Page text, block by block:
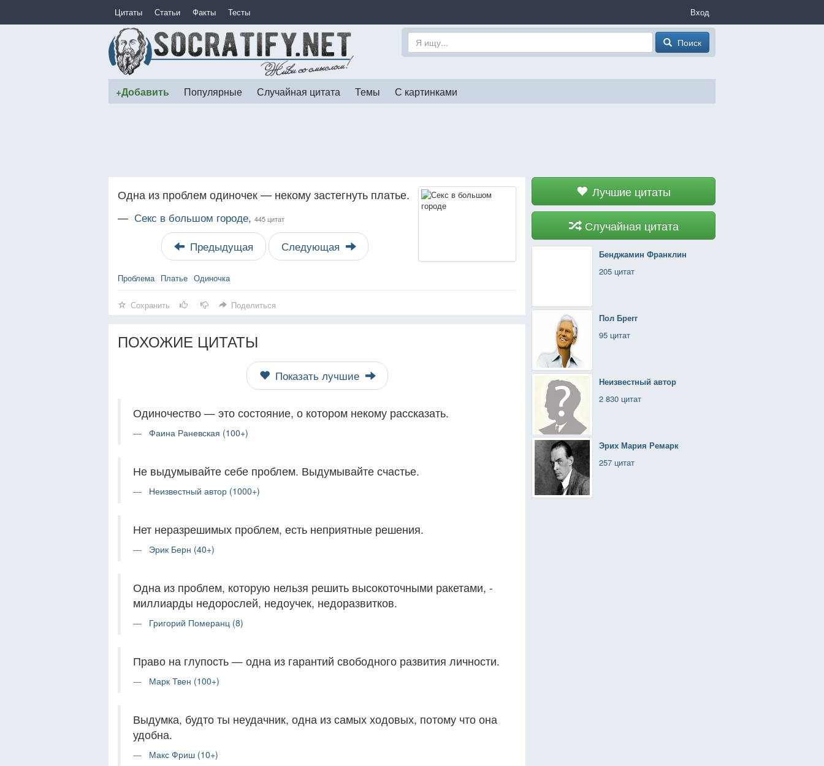
Цитаты Статьи Факты Тесты Вход
Поиск
+Добавить Популярные Случайная цитата Темы С картинками
Лучшие цитаты
Случайная цитата
Бенджамин Франклин
205 цитат
Пол Брегг
95 цитат
Неизвестный автор
2 830 цитат
Эрих Мария Ремарк
257 цитат
Одна из проблем одиночек — некому застегнуть платье.
— Секс в большом городе, 445 цитат
Предыдущая Следующая
Проблема Платье Одиночка
Сохранить Поделиться
ПОХОЖИЕ ЦИТАТЫ
Показать лучшие
Одиночество — это состояние, о котором некому рассказать.
Фаина Раневская (100+)
Не выдумывайте себе проблем. Выдумывайте счастье.
Неизвестный автор (1000+)
Нет неразрешимых проблем, есть неприятные решения.
Эрик Берн (40+)
Одна из проблем, которую нельзя решить высокоточными ракетами, -
миллиарды недорослей, недоучек, недоразвитков.
Григорий Померанц (8)
Право на глупость — одна из гарантий свободного развития личности.
Марк Твен (100+)
Выдумка, будто ты неудачник, одна из самых ходовых, потому что она
удобна.
Макс Фриш (10+)